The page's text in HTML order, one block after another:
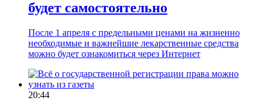
будет самостоятельно
После 1 апреля с предельными ценами на жизненно
необходимые и важнейшие лекарственные средства
можно будет ознакомиться через Интернет
20:44